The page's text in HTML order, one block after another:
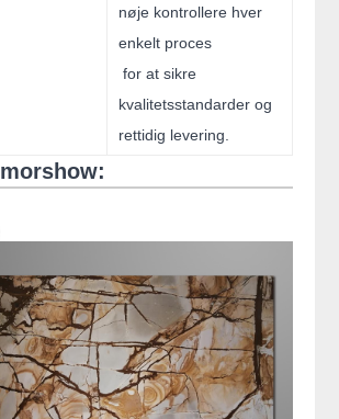
nøje kontrollere hver
enkelt proces
for at sikre
kvalitetsstandarder og
rettidig levering.